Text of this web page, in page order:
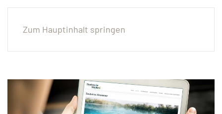
Zum Hauptinhalt springen